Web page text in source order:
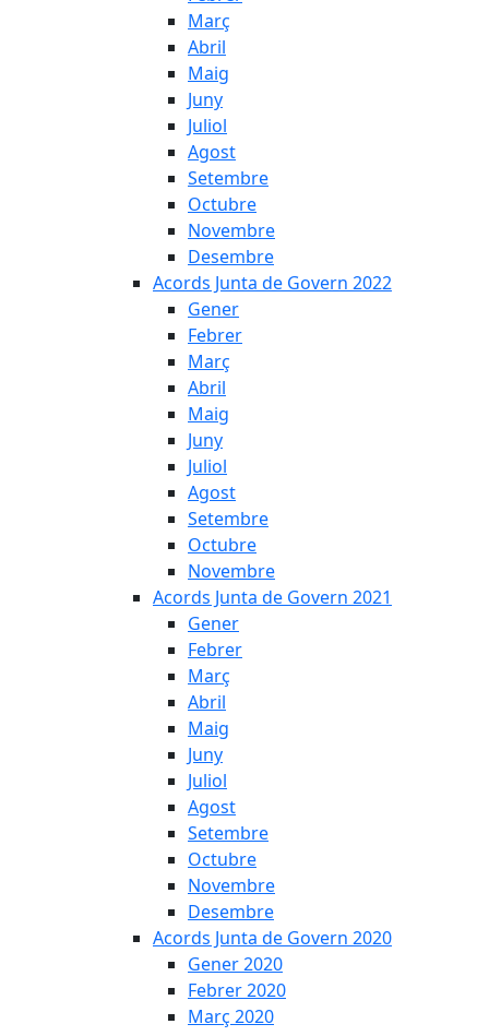
Març
Abril
Maig
Juny
Juliol
Agost
Setembre
Octubre
Novembre
Desembre
Acords Junta de Govern 2022
Gener
Febrer
Març
Abril
Maig
Juny
Juliol
Agost
Setembre
Octubre
Novembre
Acords Junta de Govern 2021
Gener
Febrer
Març
Abril
Maig
Juny
Juliol
Agost
Setembre
Octubre
Novembre
Desembre
Acords Junta de Govern 2020
Gener 2020
Febrer 2020
Març 2020